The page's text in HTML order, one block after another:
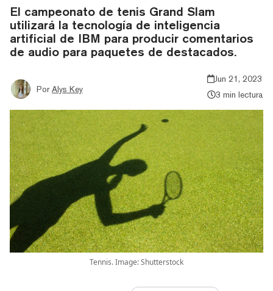
El campeonato de tenis Grand Slam
utilizará la tecnología de inteligencia
artificial de IBM para producir comentarios
de audio para paquetes de destacados.
Por Alys Key
Jun 21, 2023
3 min lectura
Tennis. Image: Shutterstock